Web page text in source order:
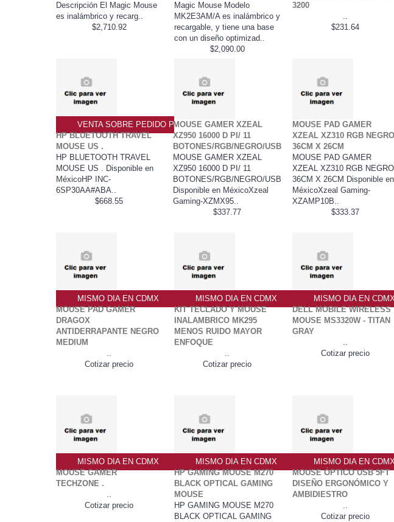
Descripción El Magic Mouse
es inalámbrico y recarg..
$2,710.92
Magic Mouse Modelo
MK2E3AM/A es inalámbrico y
recargable, y tiene una base
con un diseño optimizad..
$2,090.00
3200
..
$231.64
VENTA SOBRE PEDIDO PO
HP BLUETOOTH TRAVEL
MOUSE US .
HP BLUETOOTH TRAVEL
MOUSE US . Disponible en
MéxicoHP INC-
6SP30AA#ABA..
$668.55
MOUSE GAMER XZEAL
XZ950 16000 D PI/ 11
BOTONES/RGB/NEGRO/USB
MOUSE GAMER XZEAL
XZ950 16000 D PI/ 11
BOTONES/RGB/NEGRO/USB
Disponible en MéxicoXzeal
Gaming-XZMX95..
$337.77
MOUSE PAD GAMER
XZEAL XZ310 RGB NEGRO
36CM X 26CM
MOUSE PAD GAMER
XZEAL XZ310 RGB NEGRO
36CM X 26CM Disponible en
MéxicoXzeal Gaming-
XZAMP10B..
$333.37
MISMO DIA EN CDMX
MOUSE PAD GAMER
DRAGOX
ANTIDERRAPANTE NEGRO
MEDIUM
..
Cotizar precio
MISMO DIA EN CDMX
KIT TECLADO Y MOUSE
INALAMBRICO MK295
MENOS RUIDO MAYOR
ENFOQUE
..
Cotizar precio
MISMO DIA EN
DELL MOBILE WIRELESS
MOUSE MS3320W - TITAN
GRAY
..
Cotizar precio
MISMO DIA EN CDMX
MOUSE GAMER
TECHZONE .
..
Cotizar precio
MISMO DIA EN CDMX
HP GAMING MOUSE M270
BLACK OPTICAL GAMING
MOUSE
HP GAMING MOUSE M270
BLACK OPTICAL GAMING
MISMO DIA EN
MOUSE ÓPTICO USB 5FT
DISEÑO ERGONÓMICO Y
AMBIDIESTRO
..
Cotizar precio